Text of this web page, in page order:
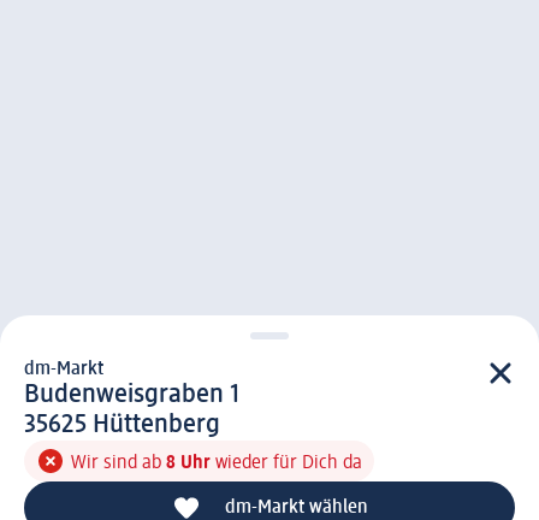
d m-Markt
dm-Markt
Budenweisgraben 1
3 5 6 2 5
35625 Hüttenberg
Wir sind ab 8 Uhr wieder für Dich da
dm-Markt wählen